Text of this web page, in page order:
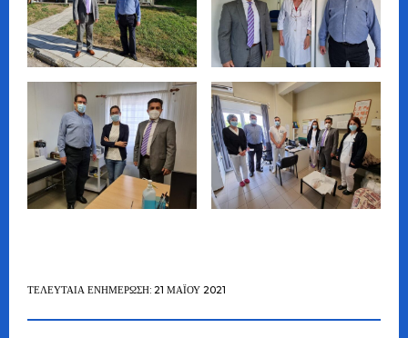
ΤΕΛΕΥΤΑΊΑ ΕΝΗΜΈΡΩΣΗ: 21 ΜΑΪ́ΟΥ 2021